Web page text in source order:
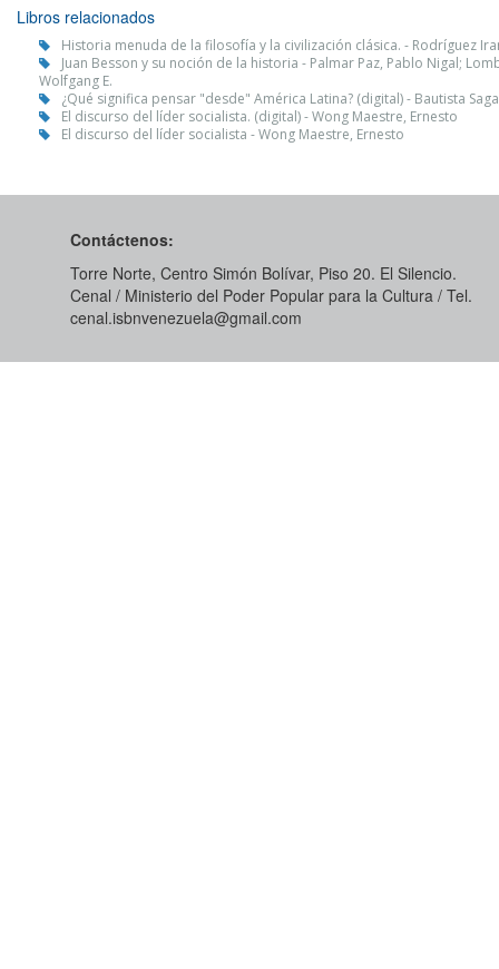
Libros relacionados
Historia menuda de la filosofía y la civilización clásica. - Rodríguez
Juan Besson y su noción de la historia - Palmar Paz, Pablo Nigal;
Wolfgang E.
¿Qué significa pensar "desde" América Latina? (digital) - Bautista
El discurso del líder socialista. (digital) - Wong Maestre, Ernesto
El discurso del líder socialista - Wong Maestre, Ernesto
Contáctenos:
Torre Norte, Centro Simón Bolívar, Piso 20. El Silencio.
Cenal / Ministerio del Poder Popular para la Cultura / Tel.
cenal.isbnvenezuela@gmail.com